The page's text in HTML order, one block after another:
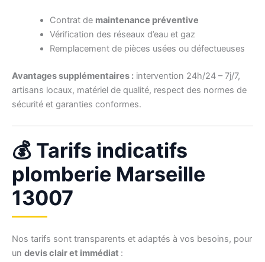
Contrat de maintenance préventive
Vérification des réseaux d’eau et gaz
Remplacement de pièces usées ou défectueuses
Avantages supplémentaires : intervention 24h/24 – 7j/7,
artisans locaux, matériel de qualité, respect des normes de
sécurité et garanties conformes.
💰 Tarifs indicatifs
plomberie Marseille
13007
Nos tarifs sont transparents et adaptés à vos besoins, pour
un devis clair et immédiat :